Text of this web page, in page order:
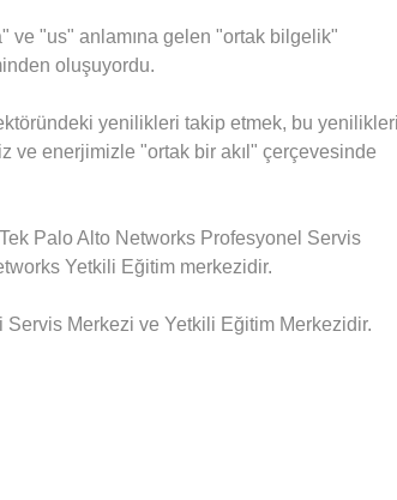
ve "us" anlamına gelen "ortak bilgelik"
oluşuyordu.
yenilikleri takip etmek, bu yenilikleri
ve enerjimizle "ortak bir akıl" çerçevesinde
Palo Alto Networks Profesyonel Servis
Yetkili Eğitim merkezidir.
Servis Merkezi ve Yetkili Eğitim Merkezidir.